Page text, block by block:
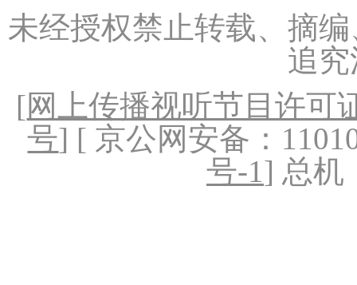
未经授权禁止转载、摘
追
[网上传播视听节目许可
号] [ 京公网安备：
号-1] 总机